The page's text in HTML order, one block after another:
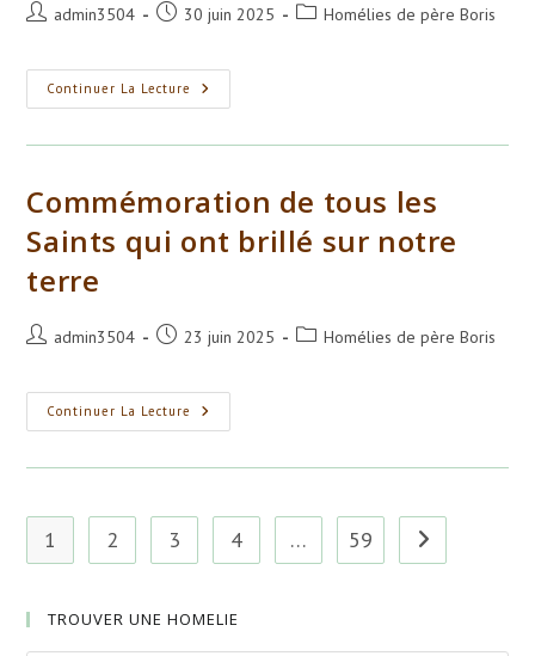
Auteur/autrice
publication :
admin3504
Publication
30 juin 2025
PostHomélies de père Boris
Continuer La Lecture Saint
Pierre
Saint
Commémoration de tous les
Saints qui ont brillé sur notre
terre
Auteur/autrice
publication :
admin3504
Publication
23 juin 2025
PostHomélies de père Boris
Continuer La Lecture Commémoration
De
Les
Ont
Notre
1 2 3 4 … 59 Aller à la page
TROUVER UNE HOMELIE